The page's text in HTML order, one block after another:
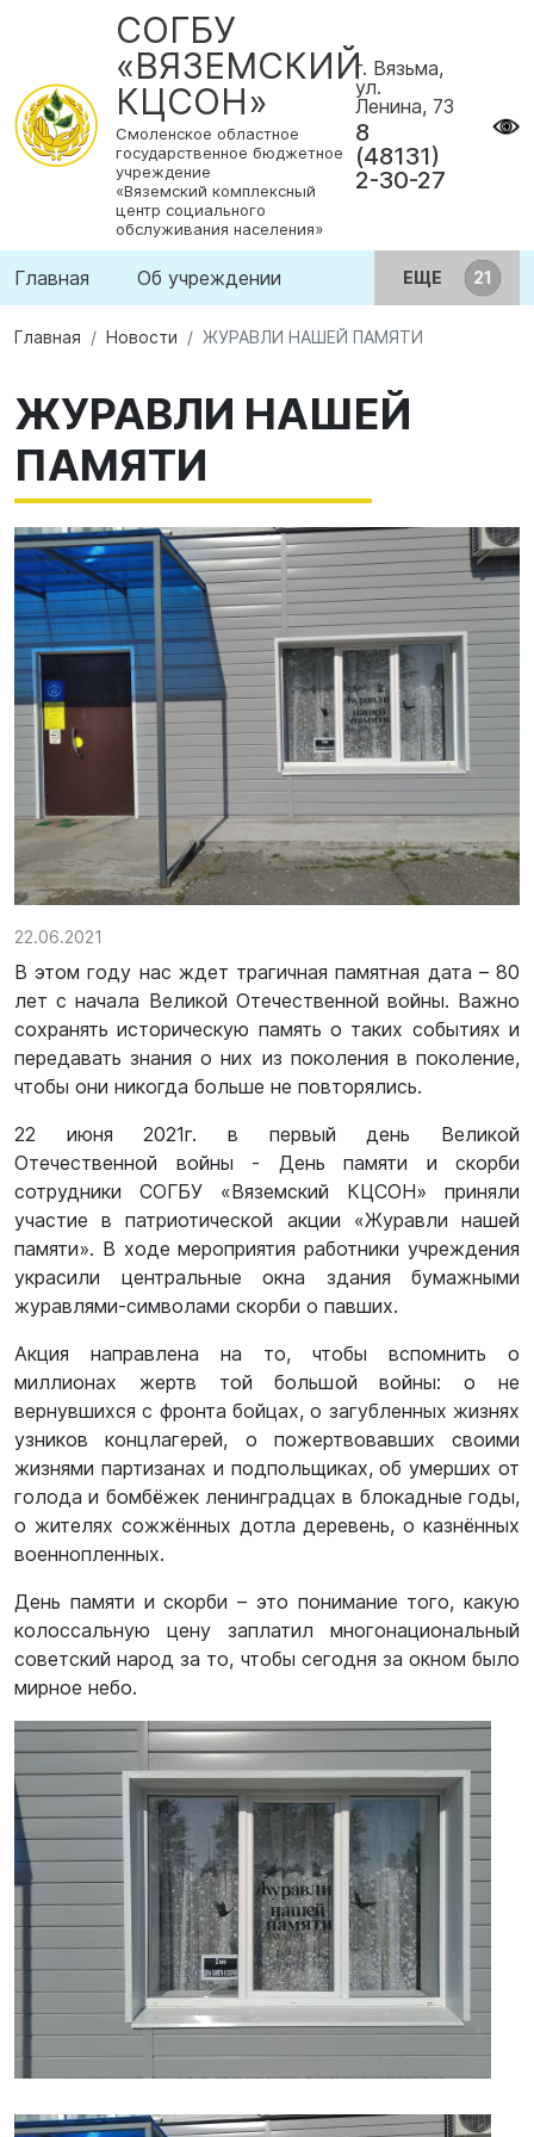
СОГБУ
«ВЯЗЕМСКИЙ
КЦСОН»
Смоленское областное
государственное бюджетное
учреждение
«Вяземский комплексный
центр социального
обслуживания населения»
г. Вязьма,
ул.
Ленина, 73
8
(48131)
2-30-27
Главная Об учреждении ЕЩЕ
Главная Новости ЖУРАВЛИ НАШЕЙ ПАМЯТИ
ЖУРАВЛИ НАШЕЙ
ПАМЯТИ
22.06.2021
В этом году нас ждет трагичная памятная дата – 80
лет с начала Великой Отечественной войны. Важно
сохранять историческую память о таких событиях и
передавать знания о них из поколения в поколение,
чтобы они никогда больше не повторялись.
22 июня 2021г. в первый день Великой
Отечественной войны - День памяти и скорби
сотрудники СОГБУ «Вяземский КЦСОН» приняли
участие в патриотической акции «Журавли нашей
памяти». В ходе мероприятия работники учреждения
украсили центральные окна здания бумажными
журавлями-символами скорби о павших.
Акция направлена на то, чтобы вспомнить о
миллионах жертв той большой войны: о не
вернувшихся с фронта бойцах, о загубленных жизнях
узников концлагерей, о пожертвовавших своими
жизнями партизанах и подпольщиках, об умерших от
голода и бомбёжек ленинградцах в блокадные годы,
о жителях сожжённых дотла деревень, о казнённых
военнопленных.
День памяти и скорби – это понимание того, какую
колоссальную цену заплатил многонациональный
советский народ за то, чтобы сегодня за окном было
мирное небо.